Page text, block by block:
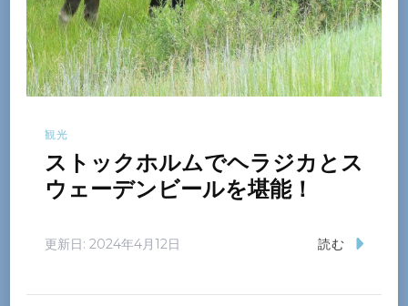
観光
ストックホルムでヘラジカとス
ウェーデンビールを堪能！
更新日: 2024年4月12日 読む